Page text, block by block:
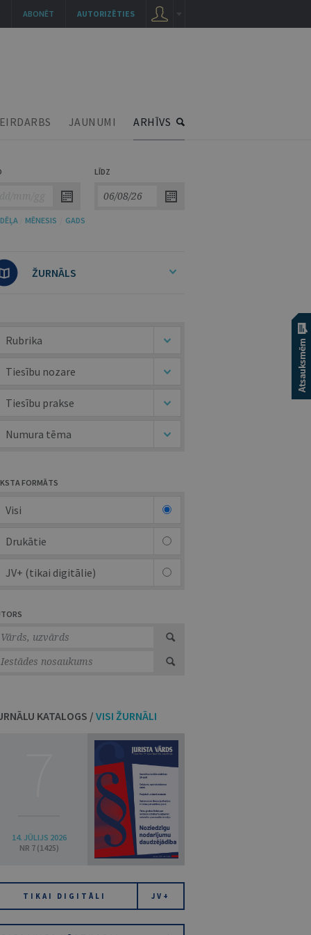
JAUNUMI ARHĪVS
LĪDZ
MĒNESIS GADS
ŽURNĀLS
Rubrika
Tiesību nozare
Tiesību prakse
Numura tēma
FORMĀTS
Visi
Drukātie
JV+ (tikai digitālie)
KATALOGS /VISI ŽURNĀLI
14. JŪLIJS 2026
NR 7 (1425)
TIKAI DIGITĀLI JV+
AUTORIZĒTIES
ABONĒT